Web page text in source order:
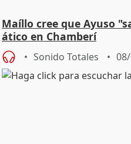
Maíllo cree que Ayuso
ático en Chamberí
Sonido Totales